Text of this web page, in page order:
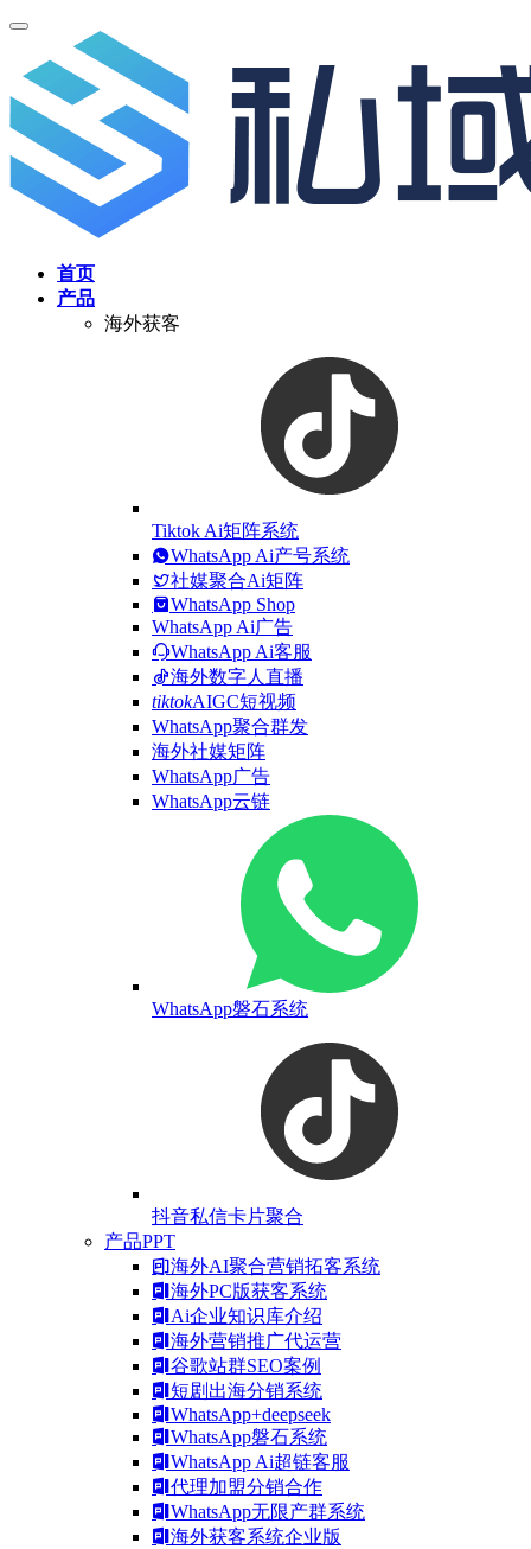
首页
产品
海外获客
Tiktok Ai矩阵系统
WhatsApp Ai产号系统
社媒聚合Ai矩阵
WhatsApp Shop
WhatsApp Ai广告
WhatsApp Ai客服
海外数字人直播
tiktokAIGC短视频
WhatsApp聚合群发
海外社媒矩阵
WhatsApp广告
WhatsApp云链
WhatsApp磐石系统
抖音私信卡片聚合
产品PPT
海外AI聚合营销拓客系统
海外PC版获客系统
Ai企业知识库介绍
海外营销推广代运营
谷歌站群SEO案例
短剧出海分销系统
WhatsApp+deepseek
WhatsApp磐石系统
WhatsApp Ai超链客服
代理加盟分销合作
WhatsApp无限产群系统
海外获客系统企业版